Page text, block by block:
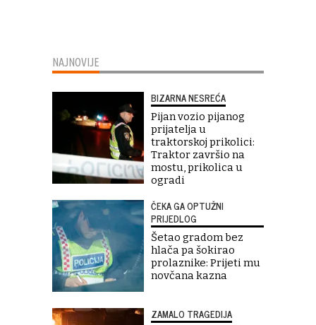
NAJNOVIJE
BIZARNA NESREĆA
Pijan vozio pijanog
prijatelja u
traktorskoj prikolici:
Traktor završio na
mostu, prikolica u
ogradi
ČEKA GA OPTUŽNI
PRIJEDLOG
Šetao gradom bez
hlača pa šokirao
prolaznike: Prijeti mu
novčana kazna
ZAMALO TRAGEDIJA